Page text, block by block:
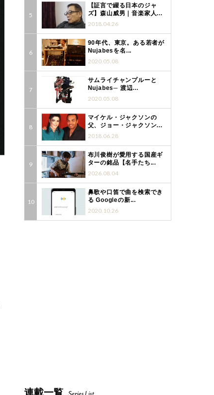
【証言で綴る日本のジャ
ズ】森山威男｜音楽家人...
2018.04.26
90年代、東京。ある若者が
Nujabesを名...
2020.05.08
サムライチャンプルーと
Nujabes─ 渡辺...
2020.05.08
マイケル・ジャクソンの
父、ジョー・ジャクソン...
2018.06.28
布川俊樹が愛用する国産ギ
ターの銘品【名手たち...
2026.08.04
鼻歌や口笛で曲を検索でき
る Googleの新...
2020.10.26
連載一覧